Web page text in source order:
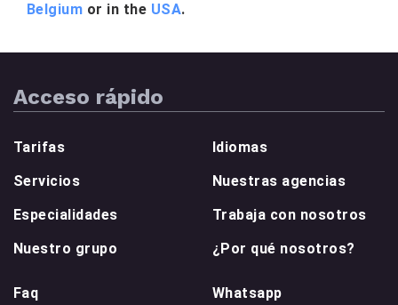
Belgium or in the USA.
Acceso rápido
Tarifas
Servicios
Especialidades
Nuestro grupo
Idiomas
Nuestras agencias
Trabaja con nosotros
¿Por qué nosotros?
Faq
Whatsapp